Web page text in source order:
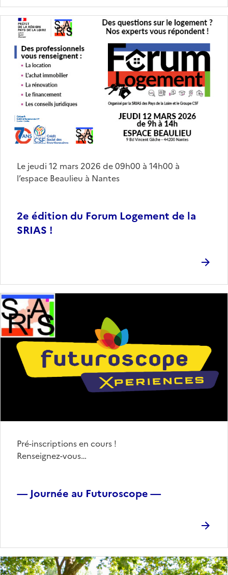
2e édition du Forum Logement de la
SRIAS !
Le jeudi 12 mars 2026 de 09h00 à 14h00 à
l’espace Beaulieu à Nantes
— Journée au Futuroscope —
Pré-inscriptions en cours !
Renseignez-vous…